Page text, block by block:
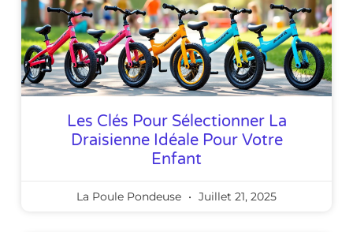
Les Clés Pour Sélectionner La
Draisienne Idéale Pour Votre
Enfant
La Poule Pondeuse Juillet 21, 2025